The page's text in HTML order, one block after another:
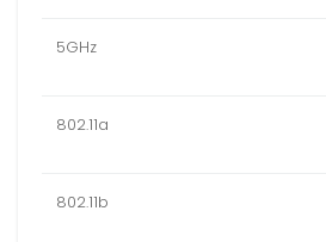
5GHz
802.11a
802.11b